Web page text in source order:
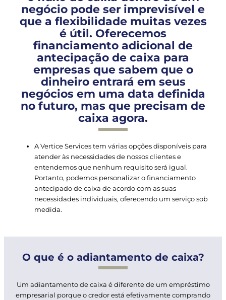
negócio pode ser imprevisível e
que a flexibilidade muitas vezes
é útil. Oferecemos
financiamento adicional de
antecipação de caixa para
empresas que sabem que o
dinheiro entrará em seus
negócios em uma data definida
no futuro, mas que precisam de
caixa agora.
A Vertice Services tem várias opções disponíveis para
atender às necessidades de nossos clientes e
entendemos que nenhum requisito será igual.
Portanto, podemos personalizar o financiamento
antecipado de caixa de acordo com as suas
necessidades individuais, oferecendo um serviço sob
medida.
O que é o adiantamento de caixa?
Um adiantamento de caixa é diferente de um empréstimo
empresarial porque o credor está efetivamente comprando